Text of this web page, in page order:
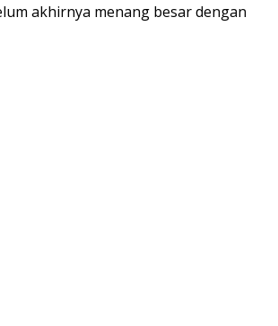
akhirnya menang besar dengan